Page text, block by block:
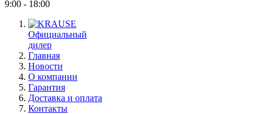
9:00 - 18:00
Официальный
дилер
Главная
Новости
О компании
Гарантия
Доставка и оплата
Контакты